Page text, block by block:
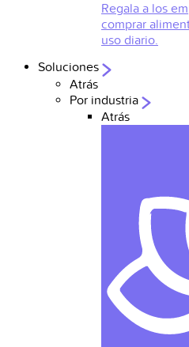
Regala a los
comprar
uso diario.
Soluciones
Atrás
Por industria
Atrás